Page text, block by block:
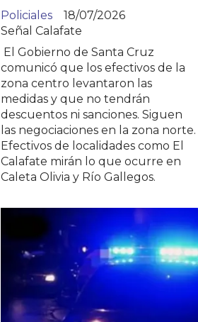
Señal Calafate
Policiales 18/07/2026
El Gobierno de Santa Cruz
comunicó que los efectivos de la
zona centro levantaron las
medidas y que no tendrán
descuentos ni sanciones. Siguen
las negociaciones en la zona norte.
Efectivos de localidades como El
Calafate mirán lo que ocurre en
Caleta Olivia y Río Gallegos.